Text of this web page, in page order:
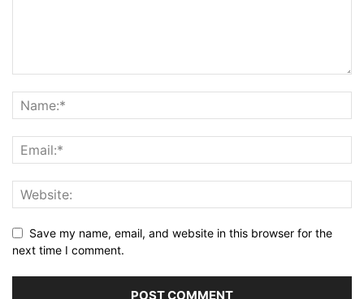
Save my name, email, and website in this browser for the
next time I comment.